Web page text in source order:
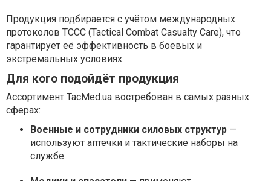
Продукция подбирается с учётом международных
протоколов TCCC (Tactical Combat Casualty Care), что
гарантирует её эффективность в боевых и
экстремальных условиях.
Для кого подойдёт продукция
Ассортимент TacMed.ua востребован в самых разных
сферах:
Военные и сотрудники силовых структур —
используют аптечки и тактические наборы на
службе.